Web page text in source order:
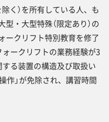
く）を所有している人、も
・大型特殊（限定あり）の
ークリフト特別教育を修了
ークリフトの業務経験が3
する装置の構造及び取扱い
作」が免除され、講習時間